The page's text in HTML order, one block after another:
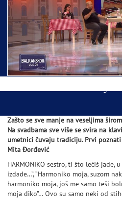
Ispraćaj Pojasa
Hrama Svetog Save
Zašto se sve manje na veseljima
Na svadbama sve više se svira na
umetnici čuvaju tradiciju. Prvi
Mita Đorđević
HARMONIKO sestro, ti što lečiš jade,
izdade…”, “Harmoniko moja, suzom
harmoniko moja, još me samo teši
moja diko”… Ovo su samo neki od